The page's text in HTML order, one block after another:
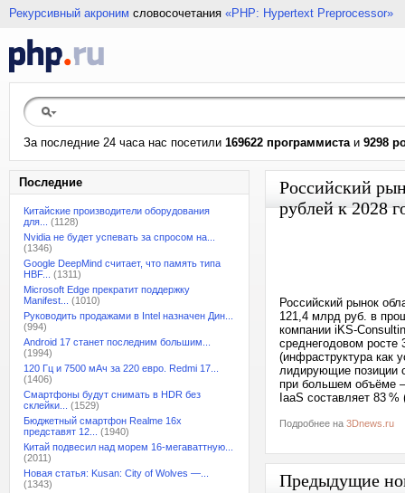
Рекурсивный акроним словосочетания «PHP: Hypertext Preprocessor»
За последние 24 часа нас посетили 169622 программистаи 9298
Последние
Китайские производители оборудования
для...
(1128)
Nvidia не будет успевать за спросом на...
(1346)
Google DeepMind считает, что память типа
HBF...
(1311)
Microsoft Edge прекратит поддержку
Manifest...
(1010)
Руководить продажами в Intel назначен Дин...
(994)
Android 17 станет последним большим...
(1994)
120 Гц и 7500 мАч за 220 евро. Redmi 17...
(1406)
Смартфоны будут снимать в HDR без
склейки...
(1529)
Бюджетный смартфон Realme 16x
представят 12...
(1940)
Китай подвесил над морем 16-мегаваттную...
(2011)
Новая статья: Kusan: City of Wolves —...
(1343)
Российский
рублей к 2028
Российский рынок
121,4 млрд руб. в
компании iKS-
среднегодовом росте
(инфраструктура как
лидирующие позиции
при большем объёме
IaaS составляет 83
Подробнее на 3Dnews.ru
Предыдущие